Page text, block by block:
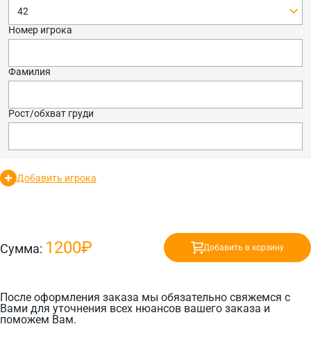
42
Номер игрока
Фамилия
Рост/обхват груди
Добавить игрока
После оформления заказа мы обязательно свяжемся с
Вами для уточнения всех нюансов вашего заказа и
поможем Вам.
Сумма: 1200₽ Добавить в корзину